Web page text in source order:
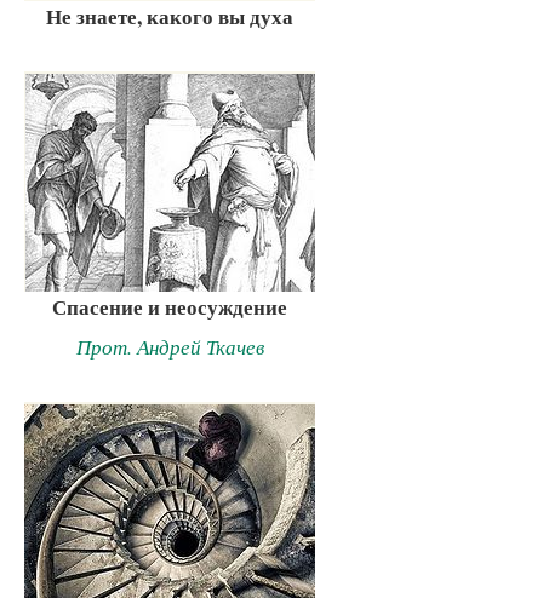
Не знаете, какого вы духа
Спасение и неосуждение
Прот. Андрей Ткачев